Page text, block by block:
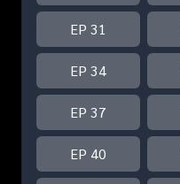
EP 31
EP 34
EP 37
EP 40